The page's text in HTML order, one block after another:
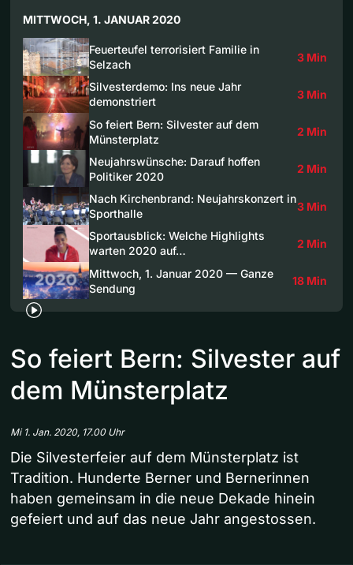
MITTWOCH, 1. JANUAR 2020
Feuerteufel terrorisiert Familie in
Selzach
3 Min
Silvesterdemo: Ins neue Jahr
demonstriert
3 Min
So feiert Bern: Silvester auf dem
Münsterplatz
2 Min
Neujahrswünsche: Darauf hoffen
Politiker 2020
2 Min
Nach Kirchenbrand: Neujahrskonzert in
Sporthalle
3 Min
Sportausblick: Welche Highlights
warten 2020 auf…
2 Min
Mittwoch, 1. Januar 2020 — Ganze
Sendung
18 Min
So feiert Bern: Silvester auf
dem Münsterplatz
Mi 1. Jan. 2020, 17.00 Uhr
Die Silvesterfeier auf dem Münsterplatz ist
Tradition. Hunderte Berner und Bernerinnen
haben gemeinsam in die neue Dekade hinein
gefeiert und auf das neue Jahr angestossen.